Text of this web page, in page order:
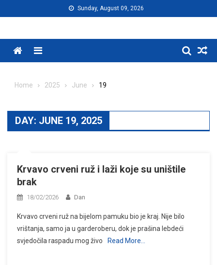
to
Sunday, August 09, 2026
Menu
Home 2025 June 19
DAY: JUNE 19, 2025
Krvavo crveni ruž i laži koje su uništile
brak
18/02/2026 Dan
Krvavo crveni ruž na bijelom pamuku bio je kraj. Nije bilo
vrištanja, samo ja u garderoberu, dok je prašina lebdeći
svjedočila raspadu mog živo
Read More…